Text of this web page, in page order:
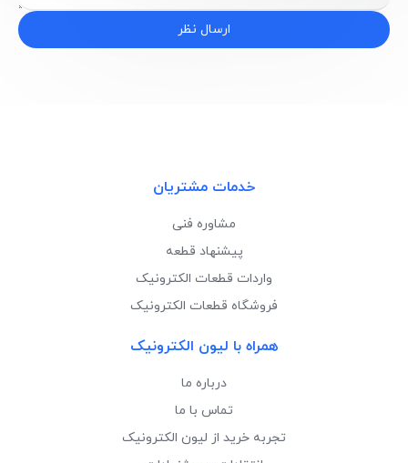
ارسال نظر
خدمات مشتریان
مشاوره فنی
پیشنهاد قطعه
واردات قطعات الکترونیک
فروشگاه قطعات الکترونیک
همراه با لیون الکترونیک
درباره ما
تماس با ما
تجربه خرید از لیون الکترونیک